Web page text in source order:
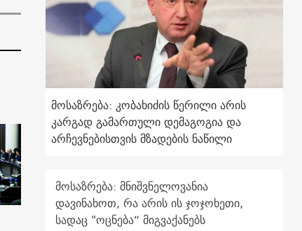
მოსაზრება: კობახიძის წერილი არის
კარგად გამართული დემაგოგია და
არჩევნებისთვის მზადების ნაწილი
მოსაზრება: მნიშვნელოვანია
დავინახოთ, რა არის ის ჯოჯოხეთი,
სადაც "ოცნება“ მიგვაქანებს